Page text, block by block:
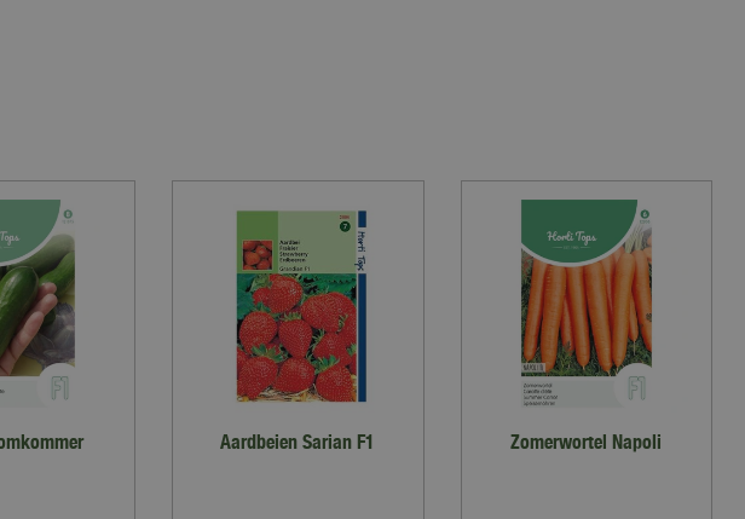
Aardbeien Sarian F1 Zomerwortel Napoli